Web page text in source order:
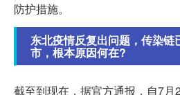
防护措施。
东北疫情反复出问题，传染链
市，根本原因何在?
截至到现在，据官方通报，自7